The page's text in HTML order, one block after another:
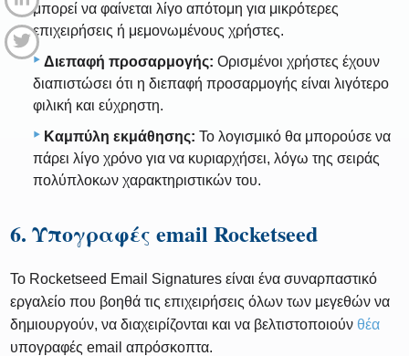
μπορεί να φαίνεται λίγο απότομη για μικρότερες
επιχειρήσεις ή μεμονωμένους χρήστες.
Διεπαφή προσαρμογής: Ορισμένοι χρήστες έχουν
διαπιστώσει ότι η διεπαφή προσαρμογής είναι λιγότερο
φιλική και εύχρηστη.
Καμπύλη εκμάθησης: Το λογισμικό θα μπορούσε να
πάρει λίγο χρόνο για να κυριαρχήσει, λόγω της σειράς
πολύπλοκων χαρακτηριστικών του.
6. Υπογραφές email Rocketseed
Το Rocketseed Email Signatures είναι ένα συναρπαστικό
εργαλείο που βοηθά τις επιχειρήσεις όλων των μεγεθών να
δημιουργούν, να διαχειρίζονται και να βελτιστοποιούνθέα
υπογραφές email απρόσκοπτα.